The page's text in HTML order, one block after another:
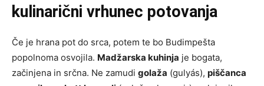
kulinarični vrhunec potovanja
Če je hrana pot do srca, potem te bo Budimpešta
popolnoma osvojila. Madžarska kuhinja je bogata,
začinjena in srčna. Ne zamudi golaža (gulyás), piščanca